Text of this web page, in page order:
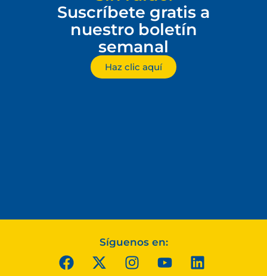
Suscríbete gratis a
nuestro boletín
semanal
Haz clic aquí
Síguenos en: